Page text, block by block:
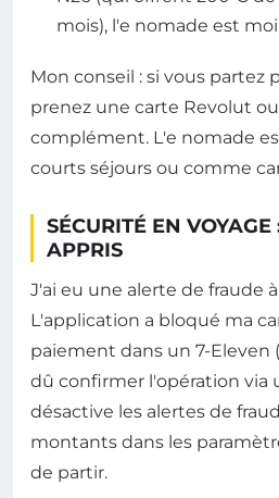
mois), l'e nomade est
Mon conseil : si vous partez
prenez une carte Revolut
complément. L'e nomade
courts séjours ou comme
SÉCURITÉ EN
APPRIS
J'ai eu une alerte de fraude
L'application a bloqué ma
paiement dans un 7-Eleven
dû confirmer l'opération via
désactive les alertes de
montants dans les
de partir.